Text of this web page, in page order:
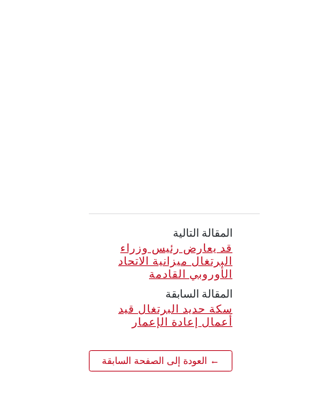
المقالة التالية
قد يعارض رئيس وزراء
البرتغال ميزانية الاتحاد
الأوروبي القادمة
المقالة السابقة
سكة حديد البرتغال قيد
أعمال إعادة الإعمار
← العودة إلى الصفحة السابقة